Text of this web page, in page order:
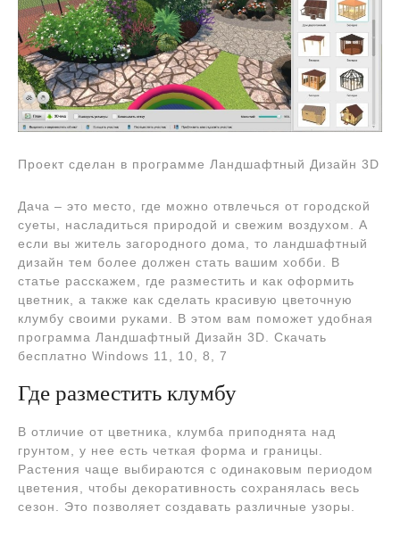
Проект сделан в программе Ландшафтный Дизайн 3D
Дача – это место, где можно отвлечься от городской
суеты, насладиться природой и свежим воздухом. А
если вы житель загородного дома, то ландшафтный
дизайн тем более должен стать вашим хобби. В
статье расскажем, где разместить и как оформить
цветник, а также как сделать красивую цветочную
клумбу своими руками. В этом вам поможет удобная
программа Ландшафтный Дизайн 3D. Скачать
бесплатно Windows 11, 10, 8, 7
Где разместить клумбу
В отличие от цветника, клумба приподнята над
грунтом, у нее есть четкая форма и границы.
Растения чаще выбираются с одинаковым периодом
цветения, чтобы декоративность сохранялась весь
сезон. Это позволяет создавать различные узоры.